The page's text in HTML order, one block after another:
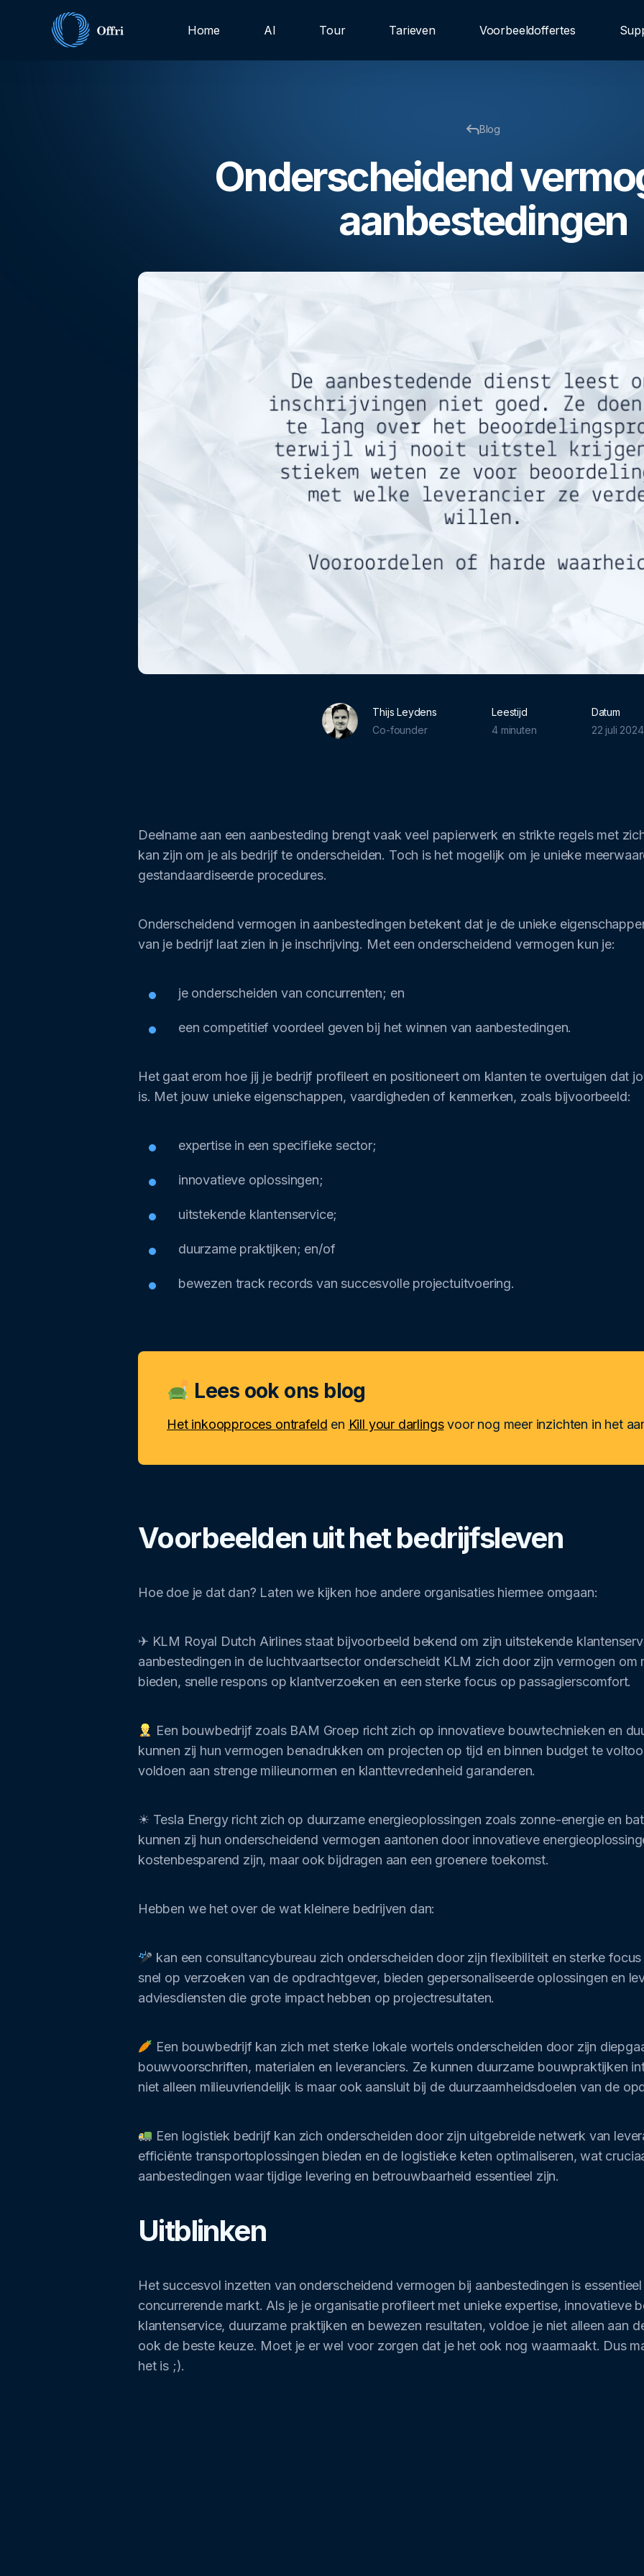
Home AI Tour Tarieven Voorbeeldoffertes
Blog
Onderscheidend
aanbestedingen
Thijs Leydens
Co-founder
Leestijd
4 minuten
Datum
22 juli 2024
Deelname aan een aanbesteding brengt vaak veel papierwerk en strikte regels met
kan zijn om je als bedrijf te onderscheiden. Toch is het mogelijk om je unieke
gestandaardiseerde procedures.
Onderscheidend vermogen in aanbestedingen betekent dat je de unieke
van je bedrijf laat zien in je inschrijving. Met een onderscheidend vermogen kun je:
je onderscheiden van concurrenten; en
een competitief voordeel geven bij het winnen van aanbestedingen.
Het gaat erom hoe jij je bedrijf profileert en positioneert om klanten te overtuigen dat
is. Met jouw unieke eigenschappen, vaardigheden of kenmerken, zoals bijvoorbeeld:
expertise in een specifieke sector;
innovatieve oplossingen;
uitstekende klantenservice;
duurzame praktijken; en/of
bewezen track records van succesvolle projectuitvoering.
Lees ook ons blog
Het inkoopproces ontrafeld en Kill your darlingsvoor nog meer inzichten in het
Voorbeelden uit het bedrijfsleven
Hoe doe je dat dan? Laten we kijken hoe andere organisaties hiermee omgaan:
✈ KLM Royal Dutch Airlines staat bijvoorbeeld bekend om zijn uitstekende
aanbestedingen in de luchtvaartsector onderscheidt KLM zich door zijn vermogen om
bieden, snelle respons op klantverzoeken en een sterke focus op passagierscomfort.
Een bouwbedrijf zoals BAM Groep richt zich op innovatieve bouwtechnieken en
kunnen zij hun vermogen benadrukken om projecten op tijd en binnen budget te
voldoen aan strenge milieunormen en klanttevredenheid garanderen.
☀ Tesla Energy richt zich op duurzame energieoplossingen zoals zonne-energie en
kunnen zij hun onderscheidend vermogen aantonen door innovatieve
kostenbesparend zijn, maar ook bijdragen aan een groenere toekomst.
Hebben we het over de wat kleinere bedrijven dan:
kan een consultancybureau zich onderscheiden door zijn flexibiliteit en sterke
snel op verzoeken van de opdrachtgever, bieden gepersonaliseerde oplossingen en
adviesdiensten die grote impact hebben op projectresultaten.
Een bouwbedrijf kan zich met sterke lokale wortels onderscheiden door zijn
bouwvoorschriften, materialen en leveranciers. Ze kunnen duurzame bouwpraktijken
niet alleen milieuvriendelijk is maar ook aansluit bij de duurzaamheidsdoelen van de
Een logistiek bedrijf kan zich onderscheiden door zijn uitgebreide netwerk van
efficiënte transportoplossingen bieden en de logistieke keten optimaliseren, wat
aanbestedingen waar tijdige levering en betrouwbaarheid essentieel zijn.
Uitblinken
Het succesvol inzetten van onderscheidend vermogen bij aanbestedingen is
concurrerende markt. Als je je organisatie profileert met unieke expertise, innovatieve
klantenservice, duurzame praktijken en bewezen resultaten, voldoe je niet alleen aan
ook de beste keuze. Moet je er wel voor zorgen dat je het ook nog waarmaakt. Dus
het is ;).